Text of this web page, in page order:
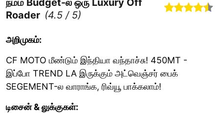
நம்ம Budget-ல ஒரு Luxury Off
Roader (4.5 / 5)
அறிமுகம்:
CF MOTO மீண்டும் இந்தியா வந்தாச்சு! 450MT -
இப்போ TREND LA இருக்கும் அட்வெஞ்சர் பைக்
SEGEMENT-ல வாராங்க, ரிவ்யூ பாக்கலாம்!
டிசைன் & லுக்குகள்: